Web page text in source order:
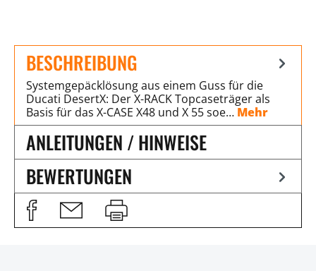
BESCHREIBUNG
Systemgepäcklösung aus einem Guss für die
Ducati DesertX: Der X-RACK Topcaseträger als
Basis für das X-CASE X48 und X 55 soe… Mehr
ANLEITUNGEN / HINWEISE
BEWERTUNGEN